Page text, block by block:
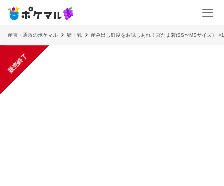
産直・通販のポケマル 卵・乳 産み出し鮮度をお試しあれ！宮たま若(SS〜MSサイズ）
販売終了